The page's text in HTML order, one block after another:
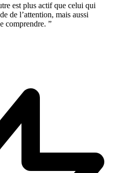
est plus actif que celui qui
de l’attention, mais aussi
comprendre. ”